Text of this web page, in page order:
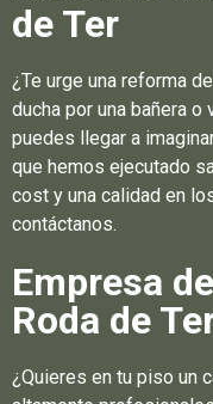
de Ter
¿Te urge una reforma
ducha por una bañera o
puedes llegar a
que hemos ejecutado
cost y una calidad en
contáctanos.
Empresa
Roda de
¿Quieres en tu piso un